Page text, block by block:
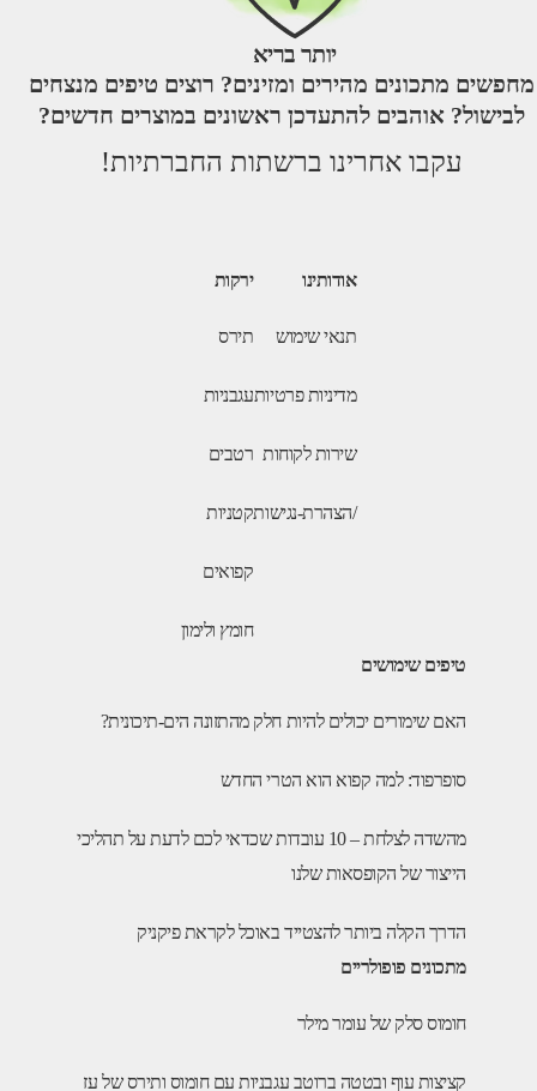
יותר בריא
מחפשים מתכונים מהירים ומזינים? רוצים טיפים מנצחים
לבישול? אוהבים להתעדכן ראשונים במוצרים חדשים?
עקבו אחרינו ברשתות החברתיות!
אודותינו
תנאי שימוש
מדיניות פרטיות
שירות לקוחות
/הצהרת-נגישות
ירקות
תירס
עגבניות
רטבים
קטניות
קפואים
חומץ ולימון
טיפים שימושים
האם שימורים יכולים להיות חלק מהתזונה הים-תיכונית?
סופרפוד: למה קפוא הוא הטרי החדש
מהשדה לצלחת – 10 עובדות שכדאי לכם לדעת על תהליכי
הייצור של הקופסאות שלנו
הדרך הקלה ביותר להצטייד באוכל לקראת פיקניק
מתכונים פופולריים
חומוס סלק של עומר מילר
קציצות עוף ובטטה ברוטב עגבניות עם חומוס ותירס של עז